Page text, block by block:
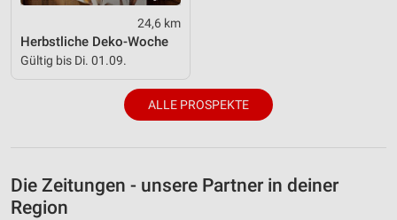
24,6 km
Herbstliche Deko-Woche
Gültig bis Di. 01.09.
ALLE PROSPEKTE
Die Zeitungen - unsere Partner in deiner
Region